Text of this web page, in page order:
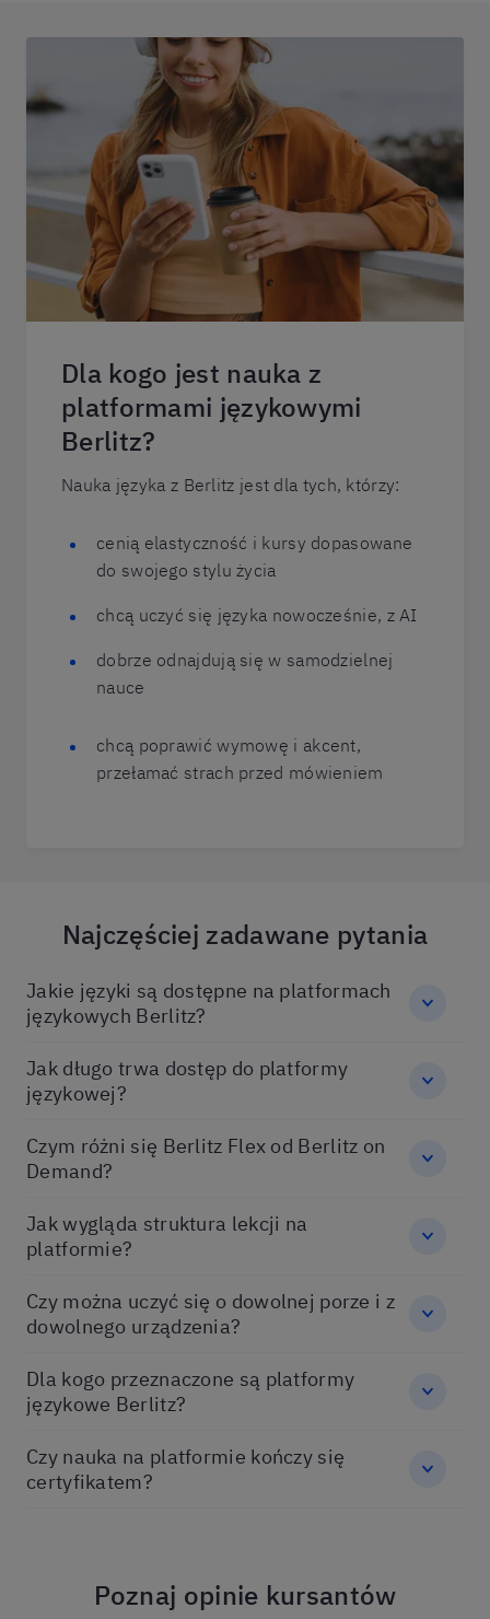
Dla kogo jest nauka z
platformami językowymi
Berlitz?
Nauka języka z Berlitz jest dla tych, którzy:
cenią elastyczność i kursy dopasowane
do swojego stylu życia
chcą uczyć się języka nowocześnie, z AI
dobrze odnajdują się w samodzielnej
nauce
chcą poprawić wymowę i akcent,
przełamać strach przed mówieniem
Najczęściej zadawane pytania
Jakie języki są dostępne na platformach
językowych Berlitz?
Jak długo trwa dostęp do platformy
językowej?
Czym różni się Berlitz Flex od Berlitz on
Demand?
Jak wygląda struktura lekcji na
platformie?
Czy można uczyć się o dowolnej porze i z
dowolnego urządzenia?
Dla kogo przeznaczone są platformy
językowe Berlitz?
Czy nauka na platformie kończy się
certyfikatem?
Poznaj opinie kursantów